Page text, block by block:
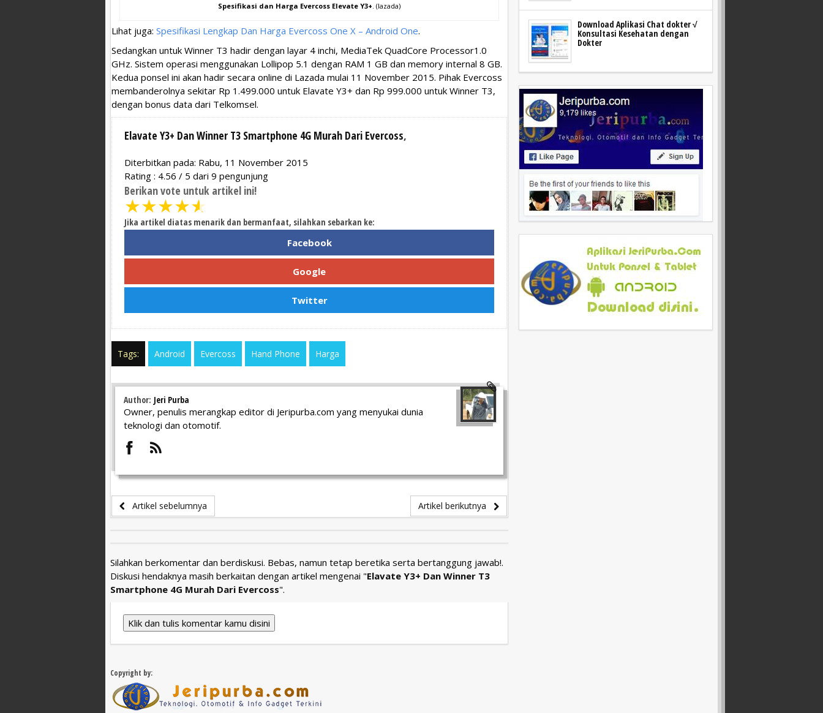
Spesifikasi dan Harga Evercoss Elevate Y3+. (lazada)
Lihat juga: Spesifikasi Lengkap Dan Harga Evercoss One X – Android One.
Sedangkan untuk Winner T3 hadir dengan layar 4 inchi, MediaTek QuadCore Processor1.0
GHz. Sistem operasi menggunakan Lollipop 5.1 dengan RAM 1 GB dan memory internal 8 GB.
Kedua ponsel ini akan hadir secara online di Lazada mulai 11 November 2015. Pihak Evercoss
membanderolnya sekitar Rp 1.499.000 untuk Elavate Y3+ dan Rp 999.000 untuk Winner T3,
dengan bonus data dari Telkomsel.
Elavate Y3+ Dan Winner T3 Smartphone 4G Murah Dari Evercoss,
Diterbitkan pada: Rabu, 11 November 2015
Rating : 4.56 / 5 dari 9 pengunjung
Berikan vote untuk artikel ini!
★★★★★
Jika artikel diatas menarik dan bermanfaat, silahkan sebarkan ke:
Facebook
Google
Twitter
Tags: Android Evercoss Hand Phone Harga
Author: Jeri Purba
Owner, penulis merangkap editor di Jeripurba.com yang menyukai dunia
teknologi dan otomotif.
Artikel sebelumnya Artikel berikutnya
Silahkan berkomentar dan berdiskusi. Bebas, namun tetap beretika serta bertanggung jawab!.
Diskusi hendaknya masih berkaitan dengan artikel mengenai "Elavate Y3+ Dan Winner T3
Smartphone 4G Murah Dari Evercoss".
Klik dan tulis komentar kamu disini
Copyright by:
Download Aplikasi Chat dokter √
Konsultasi Kesehatan dengan
Dokter